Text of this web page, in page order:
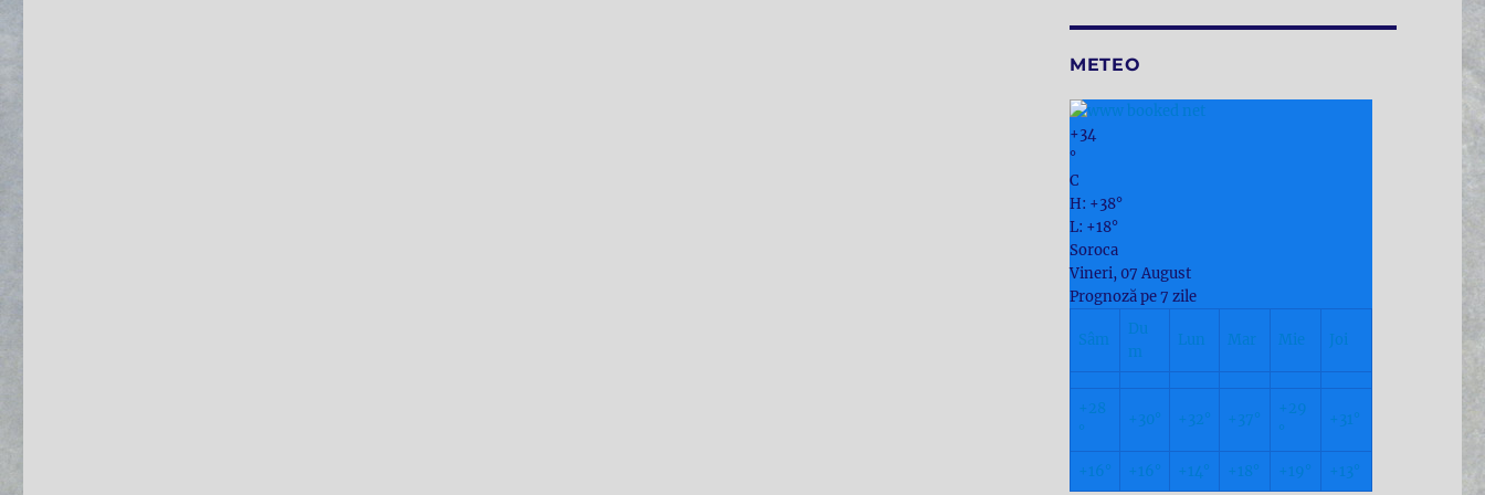
METEO
+34
°
C
H: +38°
L: +18°
Soroca
Vineri, 07 August
Prognoză pe 7 zile
Sâm
Du
m
Lun Mar Mie Joi
+28
°
+ 30° + 32° + 37°
+29
°
+ 31°
+16° +16° +14° +18° +19° +13°